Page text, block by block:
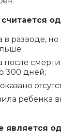
в разводе,
после
300 дней;
ребенка